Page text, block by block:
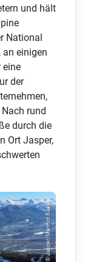
und hält
National
an einigen
eine
der
rund
durch die
Ort Jasper,
© Jasper/Marmot Basi...